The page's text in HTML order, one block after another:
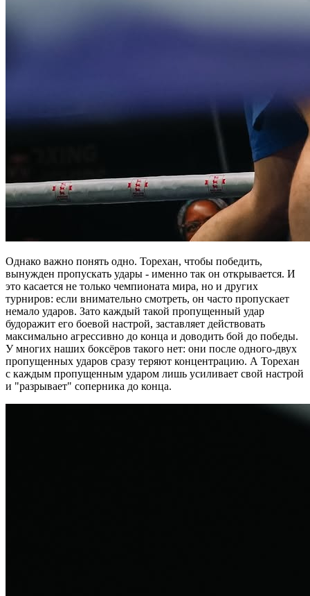
Однако важно понять одно. Торехан, чтобы победить,
вынужден пропускать удары - именно так он открывается. И
это касается не только чемпионата мира, но и других
турниров: если внимательно смотреть, он часто пропускает
немало ударов. Зато каждый такой пропущенный удар
будоражит его боевой настрой, заставляет действовать
максимально агрессивно до конца и доводить бой до победы.
У многих наших боксёров такого нет: они после одного-двух
пропущенных ударов сразу теряют концентрацию. А Торехан
с каждым пропущенным ударом лишь усиливает свой настрой
и "разрывает" соперника до конца.